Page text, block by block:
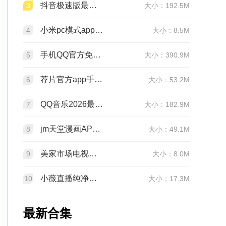
3 抖音极速版最新版本官方版2026v39.7.0安卓版 大小：192.5M
4 小米pc模式app安装包(小米pc模式beta版)v12.1.208.5平板版 大小：8.5M
5 手机QQ官方免费最新版v9.3.25 官方正版 大小：390.9M
6 荐片官方app手机最新版v4.2.5安卓版 大小：53.2M
7 QQ音乐2026最新版app20.6.5.8 官方安卓版 大小：182.9M
8 jm天堂漫画APP安装包v2.0.29安卓最新版 大小：49.1M
9 美家市场电视版安装包v3.3.1安卓TV版 大小：8.0M
10 小薇直播纯净版tv版安装包v2.7.0.6足道纯净版 大小：17.3M
最新合集